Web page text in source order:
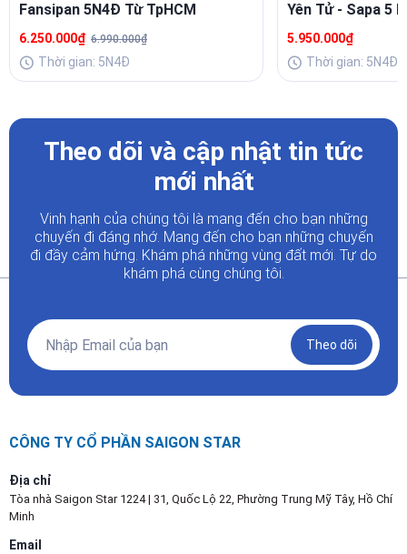
Fansipan 5N4Đ Từ TpHCM
6.250.000₫ 6.990.000₫
Thời gian: 5N4Đ
Yên Tử - Sapa 5
5.950.000₫
Thời gian: 5N4Đ
Theo dõi và cập nhật tin tức
mới nhất
Vinh hạnh của chúng tôi là mang đến cho bạn những
chuyến đi đáng nhớ. Mang đến cho bạn những chuyến
đi đầy cảm hứng. Khám phá những vùng đất mới. Tự do
khám phá cùng chúng tôi.
Theo dõi
CÔNG TY CỔ PHẦN SAIGON STAR
Địa chỉ
Tòa nhà Saigon Star 1224 | 31, Quốc Lộ 22, Phường Trung Mỹ Tây, Hồ Chí
Minh
Email